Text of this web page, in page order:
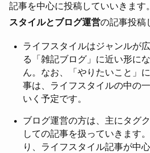
記事を中心に投稿していいきます
スタイルとブログ運営の記事投稿
ライフスタイルはジャンルが
る「雑記ブログ」に近い形に
ん。なお、「やりたいこと」
事は、ライフスタイルの中の
いく予定です。
ブログ運営の方は、主にタグ
しての記事を扱っていきます
り、ライフスタイル記事が中